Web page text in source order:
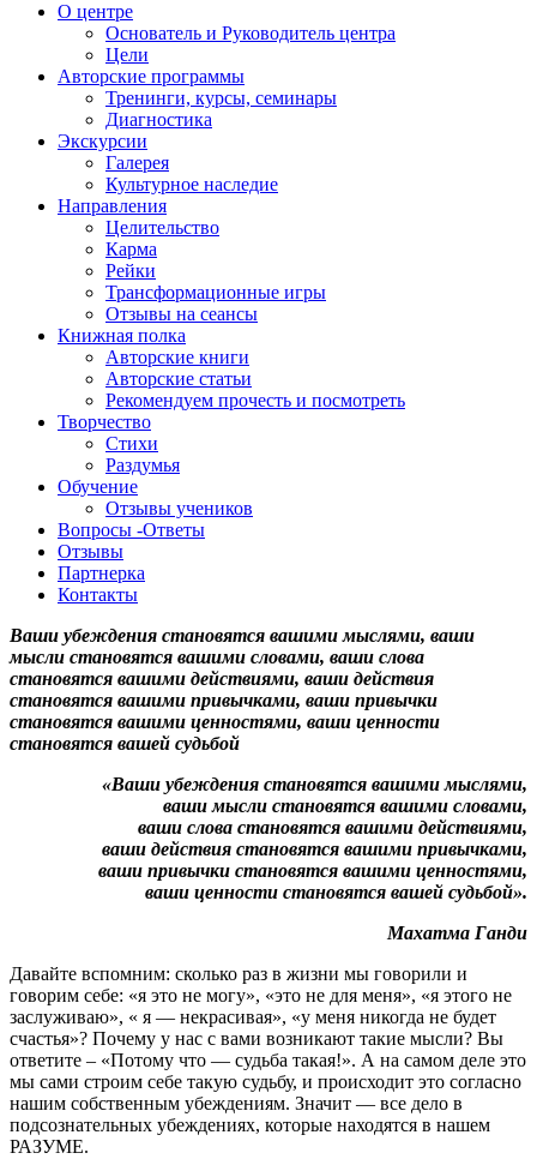
О центре
Основатель и Руководитель центра
Цели
Авторские программы
Тренинги, курсы, семинары
Диагностика
Экскурсии
Галерея
Культурное наследие
Направления
Целительство
Карма
Рейки
Трансформационные игры
Отзывы на сеансы
Книжная полка
Авторские книги
Авторские статьи
Рекомендуем прочесть и посмотреть
Творчество
Стихи
Раздумья
Обучение
Отзывы учеников
Вопросы -Ответы
Отзывы
Партнерка
Контакты
Ваши убеждения становятся вашими мыслями, ваши
мысли становятся вашими словами, ваши слова
становятся вашими действиями, ваши действия
становятся вашими привычками, ваши привычки
становятся вашими ценностями, ваши ценности
становятся вашей судьбой
«Ваши убеждения становятся вашими мыслями,
ваши мысли становятся вашими словами,
ваши слова становятся вашими действиями,
ваши действия становятся вашими привычками,
ваши привычки становятся вашими ценностями,
ваши ценности становятся вашей судьбой».
Махатма Ганди
Давайте вспомним: сколько раз в жизни мы говорили и
говорим себе: «я это не могу», «это не для меня», «я этого не
заслуживаю», « я — некрасивая», «у меня никогда не будет
счастья»? Почему у нас с вами возникают такие мысли? Вы
ответите – «Потому что — судьба такая!». А на самом деле это
мы сами строим себе такую судьбу, и происходит это согласно
нашим собственным убеждениям. Значит — все дело в
подсознательных убеждениях, которые находятся в нашем
РАЗУМЕ.